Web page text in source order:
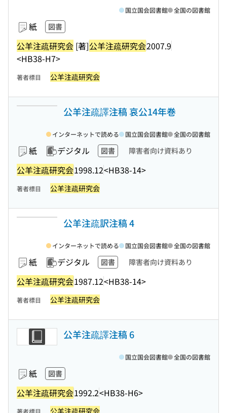
紙 図書
公羊注疏研究会 [著]公羊注疏研究会2007.9
<HB38-H7>
国立国会図書館 全国の図書館
著者標目 公羊注疏研究会
公羊注疏譯注稿 哀公14年巻
紙 デジタル 図書 障害者向け資料あり
公羊注疏研究会1998.12<HB38-14>
インターネットで読める 国立国会図書館 全国の図書館
著者標目 公羊注疏研究会
公羊注疏訳注稿 4
紙 デジタル 図書 障害者向け資料あり
公羊注疏研究会1987.12<HB38-14>
インターネットで読める 国立国会図書館 全国の図書館
著者標目 公羊注疏研究会
公羊注疏譯注稿 6
紙 図書
公羊注疏研究会1992.2<HB38-H6>
国立国会図書館 全国の図書館
著者標目 公羊注疏研究会